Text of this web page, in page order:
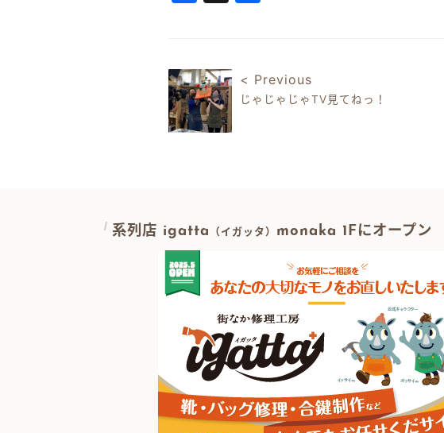
投稿ナビゲーション
< Previous
じゃじゃじゃTV見てねっ！
系列店 igatta （イガッタ） monaka 1Fにオープン